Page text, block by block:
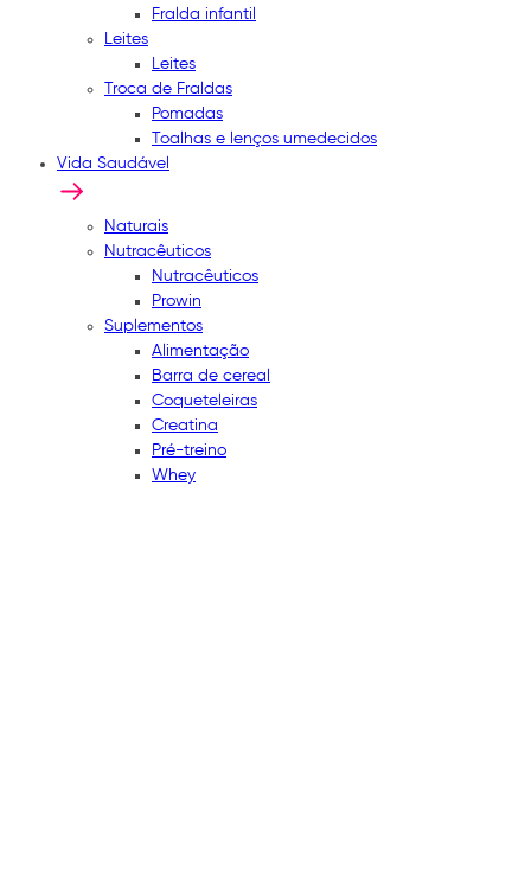
Fralda infantil
Leites
Leites
Troca de Fraldas
Pomadas
Toalhas e lenços umedecidos
Vida Saudável
Naturais
Nutracêuticos
Nutracêuticos
Prowin
Suplementos
Alimentação
Barra de cereal
Coqueteleiras
Creatina
Pré-treino
Whey